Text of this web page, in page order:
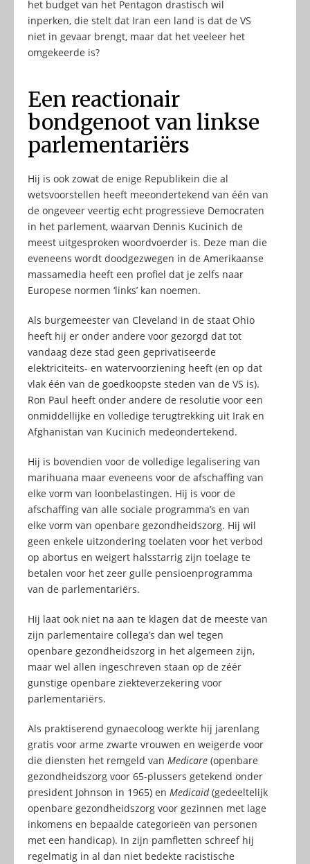
het budget van het Pentagon drastisch wil
inperken, die stelt dat Iran een land is dat de VS
niet in gevaar brengt, maar dat het veeleer het
omgekeerde is?
Een reactionair
bondgenoot van linkse
parlementariërs
Hij is ook zowat de enige Republikein die al
wetsvoorstellen heeft meeondertekend van één van
de ongeveer veertig echt progressieve Democraten
in het parlement, waarvan Dennis Kucinich de
meest uitgesproken woordvoerder is. Deze man die
eveneens wordt doodgezwegen in de Amerikaanse
massamedia heeft een profiel dat je zelfs naar
Europese normen ‘links’ kan noemen.
Als burgemeester van Cleveland in de staat Ohio
heeft hij er onder andere voor gezorgd dat tot
vandaag deze stad geen geprivatiseerde
elektriciteits- en watervoorziening heeft (en op dat
vlak één van de goedkoopste steden van de VS is).
Ron Paul heeft onder andere de resolutie voor een
onmiddellijke en volledige terugtrekking uit Irak en
Afghanistan van Kucinich medeondertekend.
Hij is bovendien voor de volledige legalisering van
marihuana maar eveneens voor de afschaffing van
elke vorm van loonbelastingen. Hij is voor de
afschaffing van alle sociale programma’s en van
elke vorm van openbare gezondheidszorg. Hij wil
geen enkele uitzondering toelaten voor het verbod
op abortus en weigert halsstarrig zijn toelage te
betalen voor het zeer gulle pensioenprogramma
van de parlementariërs.
Hij laat ook niet na aan te klagen dat de meeste van
zijn parlementaire collega’s dan wel tegen
openbare gezondheidszorg in het algemeen zijn,
maar wel allen ingeschreven staan op de zéér
gunstige openbare ziekteverzekering voor
parlementariërs.
Als praktiserend gynaecoloog werkte hij jarenlang
gratis voor arme zwarte vrouwen en weigerde voor
die diensten het remgeld van Medicare (openbare
gezondheidszorg voor 65-plussers getekend onder
president Johnson in 1965) en Medicaid(gedeeltelijk
openbare gezondheidszorg voor gezinnen met lage
inkomens en bepaalde categorieën van personen
met een handicap). In zijn pamfletten schreef hij
regelmatig in al dan niet bedekte racistische